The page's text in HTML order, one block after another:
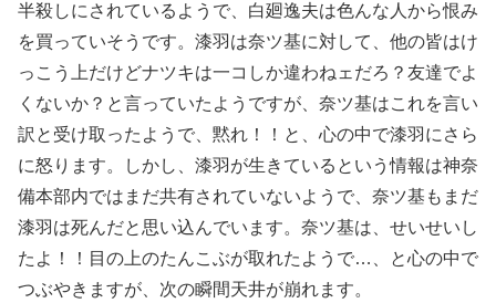
半殺しにされているようで、白廻逸夫は色んな人から恨み
を買っていそうです。漆羽は奈ツ基に対して、他の皆はけ
っこう上だけどナツキは一コしか違わねェだろ？友達でよ
くないか？と言っていたようですが、奈ツ基はこれを言い
訳と受け取ったようで、黙れ！！と、心の中で漆羽にさら
に怒ります。しかし、漆羽が生きているという情報は神奈
備本部内ではまだ共有されていないようで、奈ツ基もまだ
漆羽は死んだと思い込んでいます。奈ツ基は、せいせいし
たよ！！目の上のたんこぶが取れたようで…、と心の中で
つぶやきますが、次の瞬間天井が崩れます。